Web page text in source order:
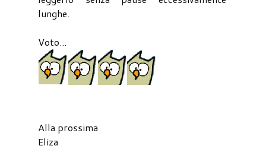
lunghe.
Voto...
Alla prossima
Eliza